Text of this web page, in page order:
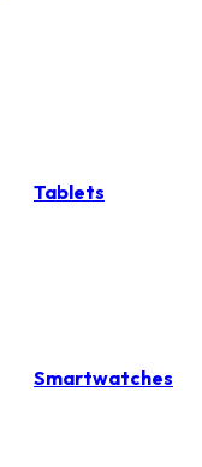
Tablets
Smartwatches